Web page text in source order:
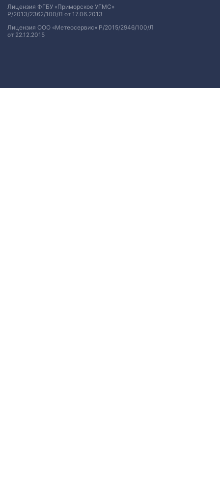
Лицензия ФГБУ «Приморское УГМС»
Р/2013/2362/100/Л от 17.06.2013
Лицензия ООО «Метеосервис» Р/2015/2946/100/Л
от 22.12.2015